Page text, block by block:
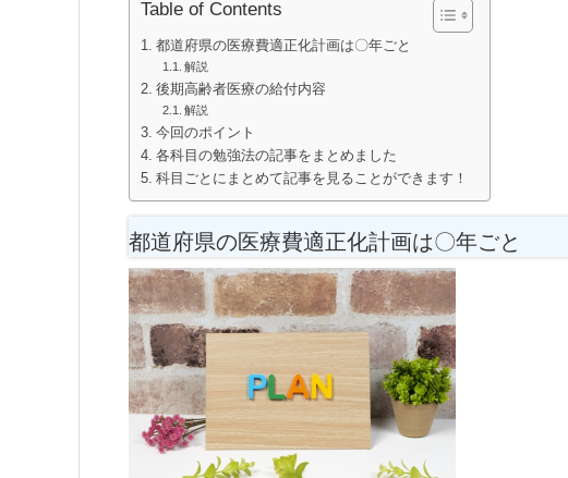
Table of Contents
都道府県の医療費適正化計画は〇年ごと
解説
後期高齢者医療の給付内容
解説
今回のポイント
各科目の勉強法の記事をまとめました
科目ごとにまとめて記事を見ることができます！
都道府県の医療費適正化計画は〇年ごと